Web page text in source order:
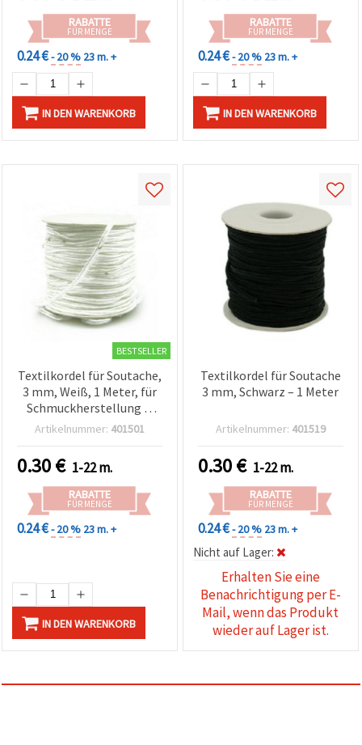
RABATTE
FÜR MENGE
0.24 €- 20 % 23 m. +
IN DEN WARENKORB
RABATTE
FÜR MENGE
0.24 €- 20 % 23 m. +
IN DEN WARENKORB
BESTSELLER
Textilkordel für Soutache,
3 mm, Weiß, 1 Meter, für
Schmuckherstellung &
Basteln
Artikelnummer: 401501
0.30€ 1-22 m.
RABATTE
FÜR MENGE
0.24 €- 20 % 23 m. +
IN DEN WARENKORB
Textilkordel für Soutache
3 mm, Schwarz – 1 Meter
Artikelnummer: 401519
0.30€ 1-22 m.
RABATTE
FÜR MENGE
0.24 €- 20 % 23 m. +
Nicht auf Lager:
Erhalten Sie eine
Benachrichtigung per E-
Mail, wenn das Produkt
wieder auf Lager ist.